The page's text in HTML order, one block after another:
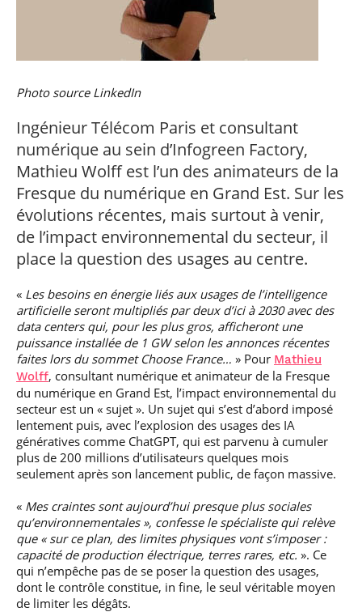
S’engager à Télécom
responsable : nos
Parcours Numérique
Responsable
Enquête 1er emploi
Corps des Mines
donnant accès aux
Artificielle en
(admissions closes)
Expert
réseaux et des
d’information
Intelligence
Artificielle – Expert
Data & MLops
Intelligence
Artificielle
multimodale et
autonome
Financement
Entreprises &
solutions Mastère
Spécialisé
Brochures &
contacts
Événements des
Mastère Spécialisé
professionnel
• Diplômé
• Créateur d’entreprise
Photo source LinkedIn
Ingénieur Télécom Paris et consultant
numérique au sein d’Infogreen Factory,
Mathieu Wolff est l’un des animateurs de la
Fresque du numérique en Grand Est. Sur les
évolutions récentes, mais surtout à venir,
de l’impact environnemental du secteur, il
place la question des usages au centre.
« Les besoins en énergie liés aux usages de l’intelligence
artificielle seront multipliés par deux d’ici à 2030 avec des
data centers qui, pour les plus gros, afficheront une
puissance installée de 1 GW selon les annonces récentes
faites lors du sommet Choose France… » Pour Mathieu
Wolff, consultant numérique et animateur de la Fresque
du numérique en Grand Est, l’impact environnemental du
secteur est un « sujet ». Un sujet qui s’est d’abord imposé
lentement puis, avec l’explosion des usages des IA
génératives comme ChatGPT, qui est parvenu à cumuler
plus de 200 millions d’utilisateurs quelques mois
seulement après son lancement public, de façon massive.
« Mes craintes sont aujourd’hui presque plus sociales
qu’environnementales », confesse le spécialiste qui relève
que « sur ce plan, des limites physiques vont s’imposer :
capacité de production électrique, terres rares, etc. ». Ce
qui n’empêche pas de se poser la question des usages,
dont le contrôle constitue, in fine, le seul véritable moyen
de limiter les dégâts.